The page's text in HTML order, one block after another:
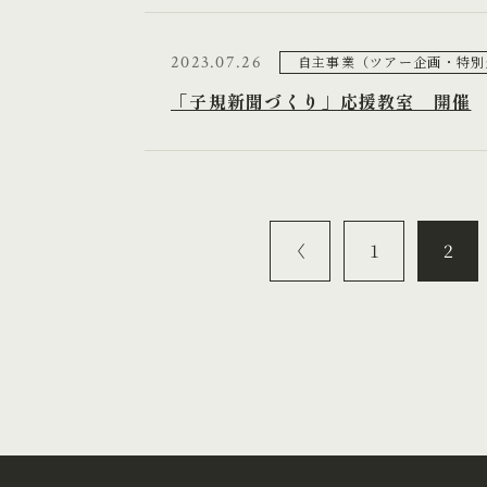
2023.07.26 自主事業（ツアー企画・特別
「子規新聞づくり」応援教室 開催
1 2